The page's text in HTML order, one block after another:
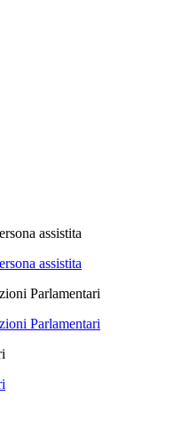
assistita
assistita
Parlamentari
Parlamentari